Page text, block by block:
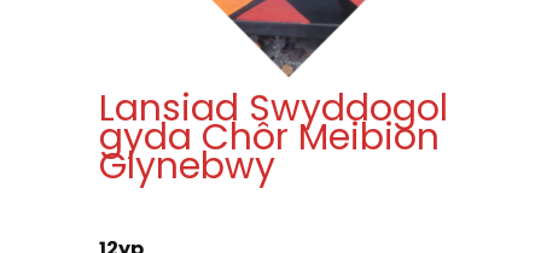
Lansiad Swyddogol
gyda Chôr Meibion
Glynebwy